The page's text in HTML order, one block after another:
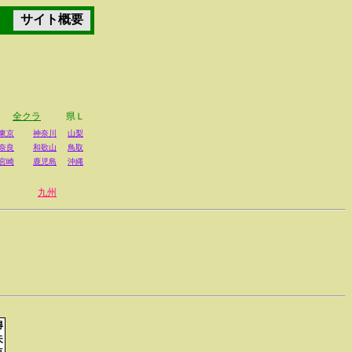
サイト概要
全クラ 県Ｌ
京 神奈川
山梨
良 和歌山
鳥取
崎 鹿児島 沖縄
九州